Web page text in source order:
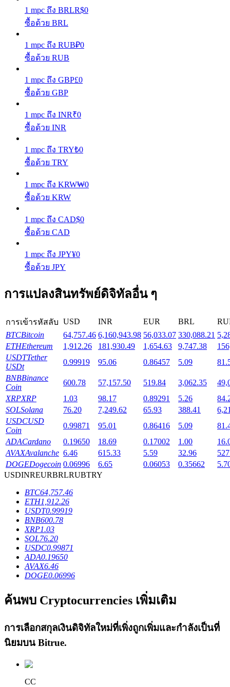
รับรางวัลการแข่งขันทุกวัน
การปักหลัก
ผลตอบแทนสูงและเข้าถึงได้ทันที
Launchpool
การล็อค BTR
การลงทุนพิเศษสำหรับผู้ถือ BTR
เงินกู้
บริการยืมเงินที่ได้รับการสนับสนุนจาก Crypto
ลงทุนอัตโนมัติ
คว้าผลกำไรระยะยาวและผลประโยชน์ที่ยืดหยุ่น
1 mpc ถึง BRLR$0
ซื้อด้วย BRL
1 mpc ถึง RUB₽0
ซื้อด้วย RUB
1 mpc ถึง GBP£0
ซื้อด้วย GBP
1 mpc ถึง INR₹0
ซื้อด้วย INR
1 mpc ถึง TRY₺0
ซื้อด้วย TRY
1 mpc ถึง KRW₩0
ซื้อด้วย KRW
1 mpc ถึง CAD$0
ซื้อด้วย CAD
1 mpc ถึง JPY¥0
ซื้อด้วย JPY
การแปลงสินทรัพย์ดิจิทัลอื่น ๆ
การเข้ารหัสลับ USD INR EUR BRL
BTCBitcoin 64,757.46 6,160,943.98 56,033.07 330,088.21
ETHEthereum 1,912.26 181,930.49 1,654.63 9,747.38
USDTTether
USDt
0.99919 95.06 0.86457 5.09
BNBBinance
Coin
600.78 57,157.50 519.84 3,062.35
XRPXRP 1.03 98.17 0.89291 5.26
SOLSolana 76.20 7,249.62 65.93 388.41
USDCUSD
Coin
0.99871 95.01 0.86416 5.09
ADACardano 0.19650 18.69 0.17002 1.00
AVAXAvalanche 6.46 615.33 5.59 32.96
DOGEDogecoin 0.06996 6.65 0.06053 0.35662
USDINREURBRLRUBTRY
BTC64,757.46
ETH1,912.26
USDT0.99919
BNB600.78
XRP1.03
SOL76.20
USDC0.99871
ADA0.19650
AVAX6.46
DOGE0.06996
ค้นพบ Cryptocurrencies เพิ่มเติม
การเลือกสกุลเงินดิจิทัลใหม่ที่เพิ่งถูกเพิ่มและกำลังเป็นที่
นิยมบน Bitrue.
CC